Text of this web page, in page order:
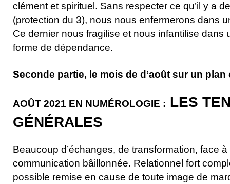
clément et spirituel. Sans respecter ce qu’il y a
(protection du 3), nous nous enfermerons dans
Ce dernier nous fragilise et nous infantilise dans
forme de dépendance.
Seconde partie, le mois de d’août sur un plan
AOÛT 2021 EN NUMÉROLOGIE : LES
GÉNÉRALES
Beaucoup d’échanges, de transformation, face à
communication bâillonnée. Relationnel fort
possible remise en cause de toute image de